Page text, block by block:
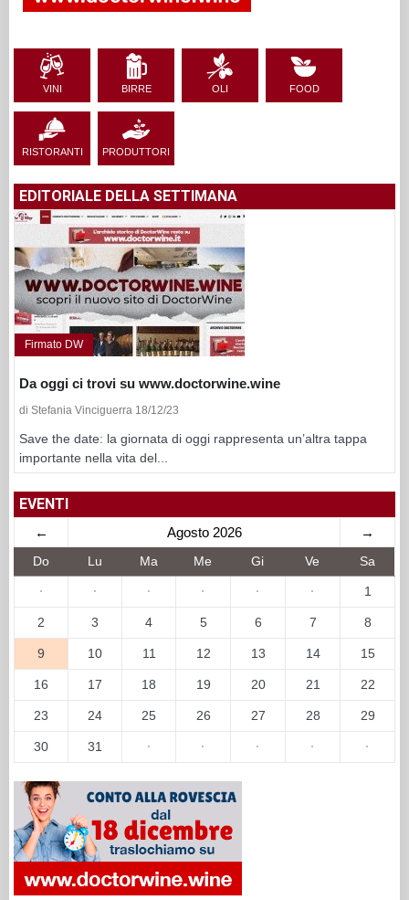
VINI BIRRE OLI FOOD
RISTORANTI PRODUTTORI
EDITORIALE DELLA SETTIMANA
Firmato DW
Da oggi ci trovi su www.doctorwine.wine
di Stefania Vinciguerra 18/12/23
Save the date: la giornata di oggi rappresenta un’altra tappa
importante nella vita del...
EVENTI
← Agosto 2026 →
Do Lu Ma Me Gi Ve Sa
· · · · · · 1
2 3 4 5 6 7 8
9 10 11 12 13 14 15
16 17 18 19 20 21 22
23 24 25 26 27 28 29
30 31 · · · · ·